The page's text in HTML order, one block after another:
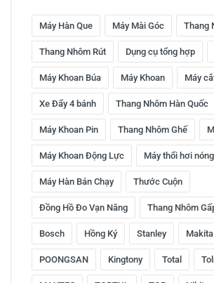
Máy Hàn Que Máy Mài Góc Thang
Thang Nhôm Rút Dụng cụ tổng hợp
Máy Khoan Búa Máy Khoan Máy
Xe Đẩy 4 bánh Thang Nhôm Hàn Quốc
Máy Khoan Pin Thang Nhôm Ghế
Máy Khoan Động Lực Máy thổi hơi nóng
Máy Hàn Bán Chạy Thước Cuộn
Đồng Hồ Đo Vạn Năng Thang Nhôm
Bosch Hồng Ký Stanley Makita
POONGSAN Kingtony Total